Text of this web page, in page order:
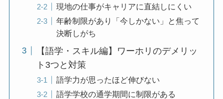
現地の仕事がキャリアに直結しにくい
年齢制限があり「今しかない」と焦って
決断しがち
【語学・スキル編】ワーホリのデメリッ
ト3つと対策
語学力が思ったほど伸びない
語学学校の通学期間に制限がある